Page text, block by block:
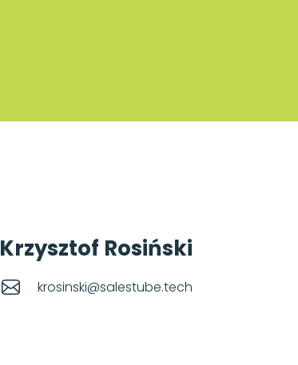
Krzysztof Rosiński
krosinski@salestube.tech